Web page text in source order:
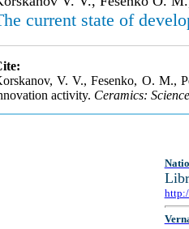
current state of
V. V., Fesenko, O. M.,
activity. Ceramics: